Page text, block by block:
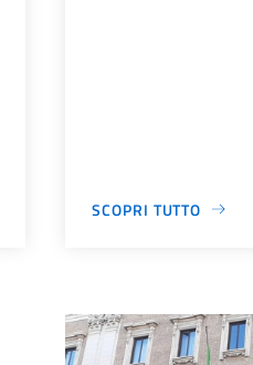
SCOPRI TUTTO